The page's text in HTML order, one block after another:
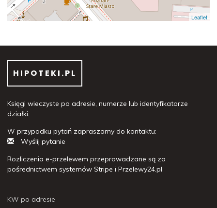
Leaflet
HIPOTEKI.PL
Księgi wieczyste po adresie, numerze lub identyfikatorze
działki.
W przypadku pytań zapraszamy do kontaktu:
Wyślij pytanie
Rozliczenia e-przelewem przeprowadzane są za
pośrednictwem systemów Stripe i Przelewy24.pl
KW po adresie